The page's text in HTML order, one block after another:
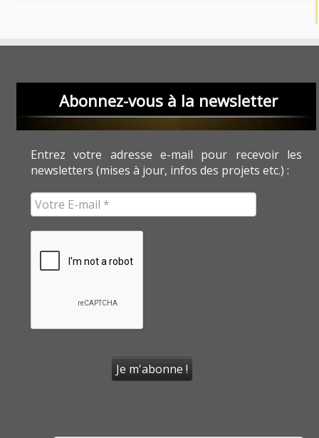
Abonnez-vous à la newsletter
Entrez votre adresse e-mail pour recevoir les
newsletters (mises à jour, infos des projets etc.) :